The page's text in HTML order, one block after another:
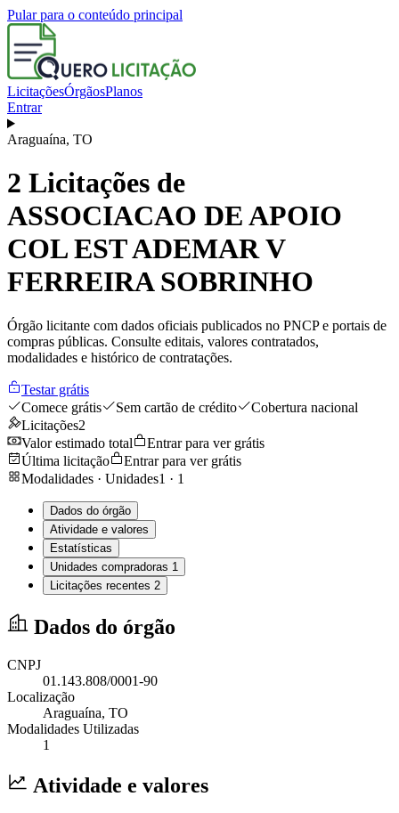
Pular para o conteúdo principal
LicitaçõesÓrgãosPlanos
Entrar
Araguaína, TO
2 Licitações de
ASSOCIACAO DE APOIO
COL EST ADEMAR V
FERREIRA SOBRINHO
Órgão licitante com dados oficiais publicados no PNCP e portais de
compras públicas. Consulte editais, valores contratados,
modalidades e histórico de contratações.
Testar grátis
Comece grátis
Sem cartão de crédito
Cobertura nacional
Licitações2
Valor estimado total
Entrar para ver grátis
Última licitação
Entrar para ver grátis
Modalidades · Unidades1 · 1
Dados do órgão
Atividade e valores
Estatísticas
Unidades compradoras 1
Licitações recentes 2
Dados do órgão
CNPJ
01.143.808/0001-90
Localização
Araguaína, TO
Modalidades Utilizadas
1
Atividade e valores